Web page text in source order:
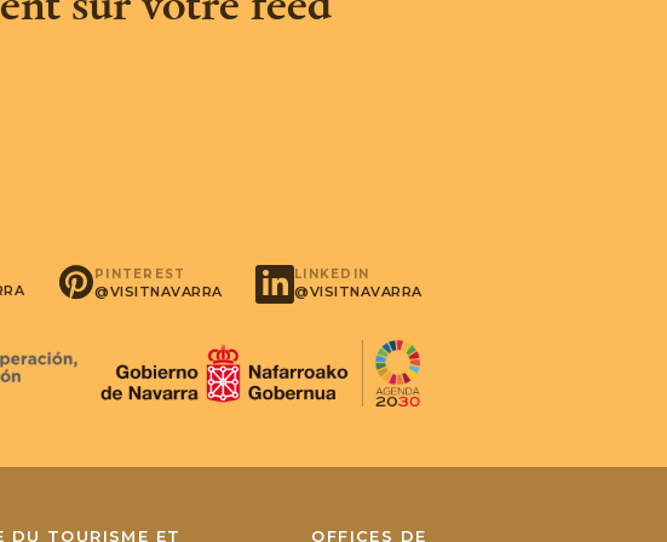
PINTEREST
@VISITNAVARRA
LINKEDIN
@VISITNAVARRA
DU TOURISME ET OFFICES DE